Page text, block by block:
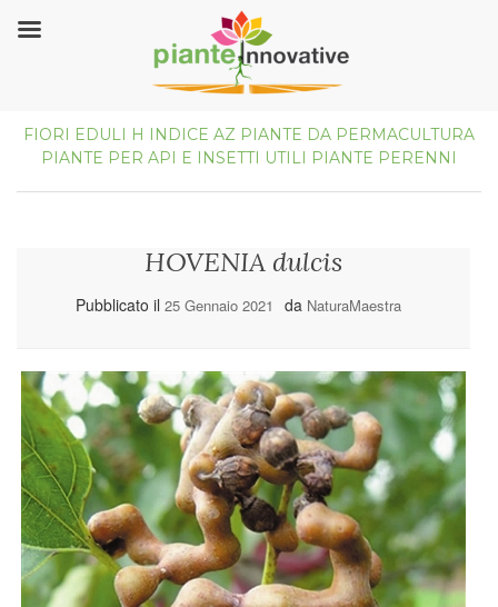
FIORI EDULI H INDICE AZ PIANTE DA PERMACULTURA
PIANTE PER API E INSETTI UTILI PIANTE PERENNI
HOVENIA dulcis
Pubblicato il 25 Gennaio 2021 da NaturaMaestra